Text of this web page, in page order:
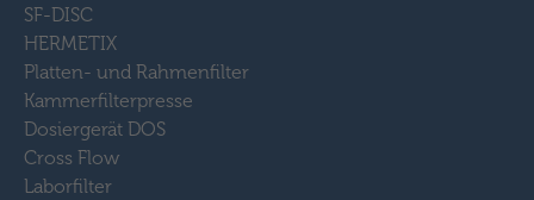
SF-DISC
HERMETIX
Platten- und Rahmenfilter
Kammerfilterpresse
Dosiergerät DOS
Cross Flow
Laborfilter